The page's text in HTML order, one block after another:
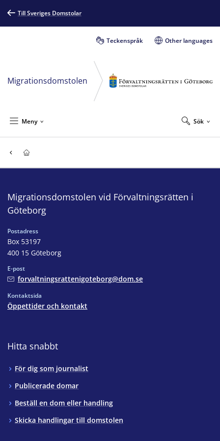
Till Sveriges Domstolar
Teckenspråk Other languages
Migrationsdomstolen
Sök
Meny
Migrationsdomstolen vid Förvaltningsrätten i
Göteborg
Postadress
Box 53197
400 15 Göteborg
E-post
forvaltningsrattenigoteborg@dom.se
Kontaktsida
Öppettider och kontakt
Hitta snabbt
För dig som journalist
Publicerade domar
Beställ en dom eller handling
Skicka handlingar till domstolen